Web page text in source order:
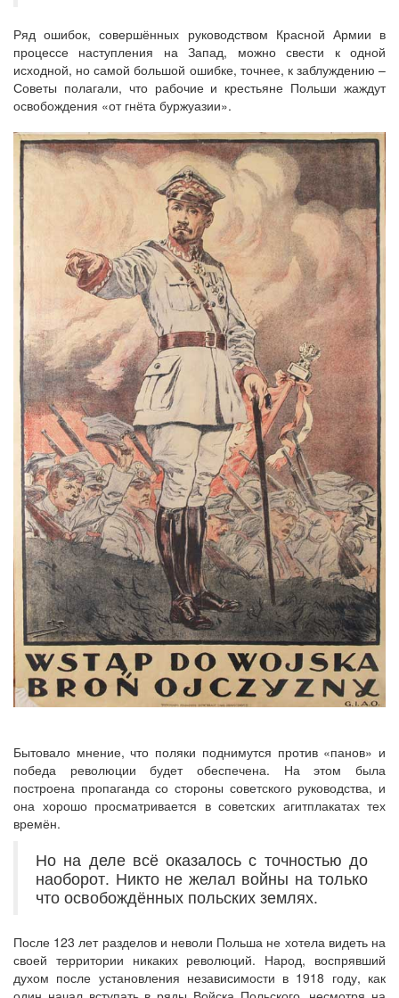
Ряд ошибок, совершённых руководством Красной Армии в
процессе наступления на Запад, можно свести к одной
исходной, но самой большой ошибке, точнее, к заблуждению –
Советы полагали, что рабочие и крестьяне Польши жаждут
освобождения «от гнёта буржуазии».
Бытовало мнение, что поляки поднимутся против «панов» и
победа революции будет обеспечена. На этом была
построена пропаганда со стороны советского руководства, и
она хорошо просматривается в советских агитплакатах тех
времён.
Но на деле всё оказалось с точностью до
наоборот. Никто не желал войны на только
что освобождённых польских землях.
После 123 лет разделов и неволи Польша не хотела видеть на
своей территории никаких революций. Народ, воспрявший
духом после установления независимости в 1918 году, как